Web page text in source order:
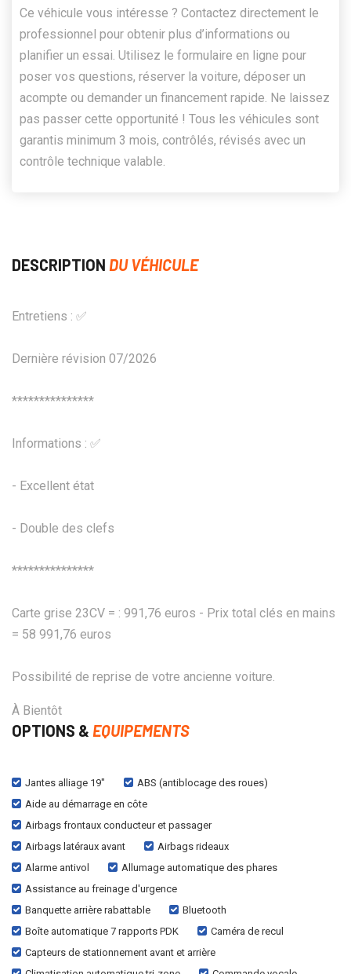
Ce véhicule vous intéresse ? Contactez directement le
professionnel pour obtenir plus d’informations ou
planifier un essai. Utilisez le formulaire en ligne pour
poser vos questions, réserver la voiture, déposer un
acompte ou demander un financement rapide. Ne laissez
pas passer cette opportunité ! Tous les véhicules sont
garantis minimum 3 mois, contrôlés, révisés avec un
contrôle technique valable.
DESCRIPTION DU VÉHICULE
Entretiens : ✅
Dernière révision 07/2026
***************
Informations : ✅
- Excellent état
- Double des clefs
***************
Carte grise 23CV = : 991,76 euros - Prix total clés en mains
= 58 991,76 euros
Possibilité de reprise de votre ancienne voiture.
À Bientôt
OPTIONS & EQUIPEMENTS
Jantes alliage 19"
ABS (antiblocage des roues)
Aide au démarrage en côte
Airbags frontaux conducteur et passager
Airbags latéraux avant
Airbags rideaux
Alarme antivol
Allumage automatique des phares
Assistance au freinage d'urgence
Banquette arrière rabattable
Bluetooth
Boîte automatique 7 rapports PDK
Caméra de recul
Capteurs de stationnement avant et arrière